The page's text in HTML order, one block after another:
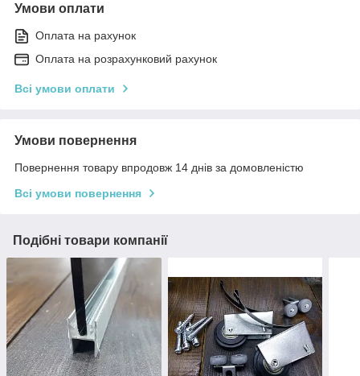
Умови оплати
Оплата на рахунок
Оплата на розрахунковий рахунок
Всі умови оплати
Умови повернення
Повернення товару впродовж 14 днів за домовленістю
Всі умови повернення
Подібні товари компанії